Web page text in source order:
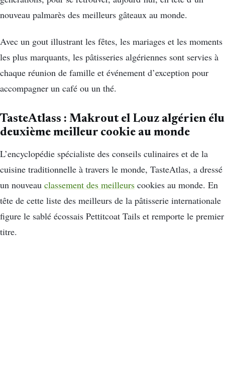
nouveau palmarès des meilleurs gâteaux au monde.
Avec un gout illustrant les fêtes, les mariages et les moments
les plus marquants, les pâtisseries algériennes sont servies à
chaque réunion de famille et événement d’exception pour
accompagner un café ou un thé.
TasteAtlass : Makrout el Louz algérien élu
deuxième meilleur cookie au monde
L’encyclopédie spécialiste des conseils culinaires et de la
cuisine traditionnelle à travers le monde, TasteAtlas, a dressé
un nouveau classement des meilleurs cookies au monde. En
tête de cette liste des meilleurs de la pâtisserie internationale
figure le sablé écossais Pettitcoat Tails et remporte le premier
titre.